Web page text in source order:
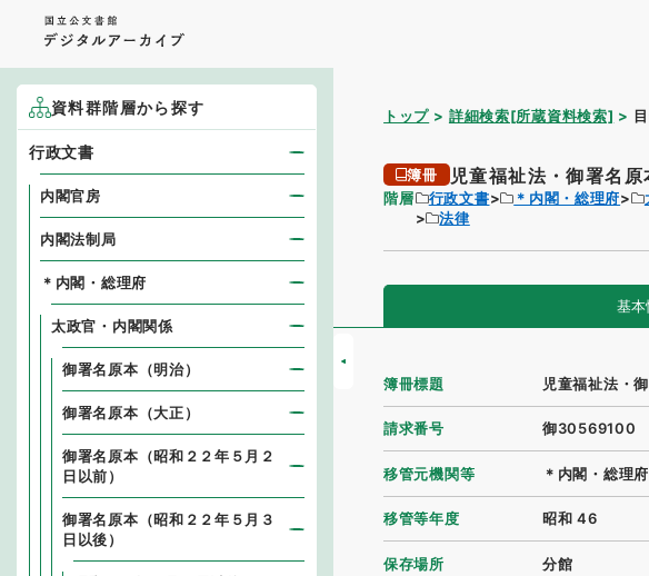
トップ 詳細検索[所蔵資料検索]
簿冊 児童福祉法・御署名
階層 行政文書 ＊内閣・総理府
法律
基本
簿冊標題 児童福祉法・
請求番号 御30569100
移管元機関等 ＊内閣・総理府
移管等年度 昭和 46
保存場所 分館
資料群階層から探す
行政文書
内閣官房
内閣法制局
＊内閣・総理府
太政官・内閣関係
御署名原本（明治）
御署名原本（大正）
御署名原本（昭和２２年５月２
日以前）
御署名原本（昭和２２年５月３
日以後）